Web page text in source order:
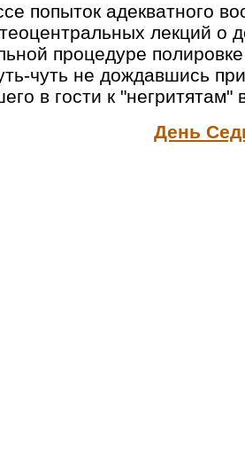
попыток адекватного
лекций о
процедуре
чуть не дождавшись
в гости к
День